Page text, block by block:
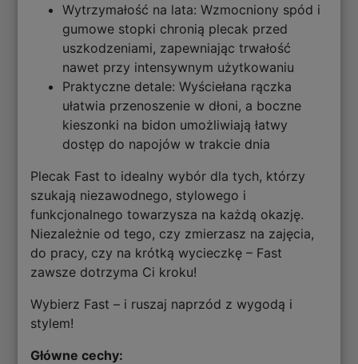
Wytrzymałość na lata: Wzmocniony spód i
gumowe stopki chronią plecak przed
uszkodzeniami, zapewniając trwałość
nawet przy intensywnym użytkowaniu
Praktyczne detale: Wyściełana rączka
ułatwia przenoszenie w dłoni, a boczne
kieszonki na bidon umożliwiają łatwy
dostęp do napojów w trakcie dnia
Plecak Fast to idealny wybór dla tych, którzy
szukają niezawodnego, stylowego i
funkcjonalnego towarzysza na każdą okazję.
Niezależnie od tego, czy zmierzasz na zajęcia,
do pracy, czy na krótką wycieczkę – Fast
zawsze dotrzyma Ci kroku!
Wybierz Fast – i ruszaj naprzód z wygodą i
stylem!
Główne cechy: